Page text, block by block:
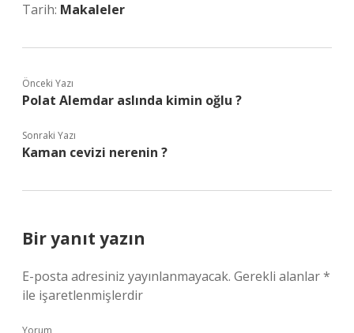
Tarih: Makaleler
Önceki Yazı
Polat Alemdar aslında kimin oğlu ?
Sonraki Yazı
Kaman cevizi nerenin ?
Bir yanıt yazın
E-posta adresiniz yayınlanmayacak. Gerekli alanlar*
ile işaretlenmişlerdir
Yorum